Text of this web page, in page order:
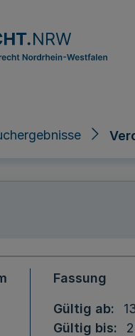
Fassung
Gültig ab
Gültig bis